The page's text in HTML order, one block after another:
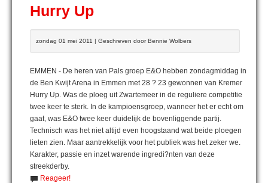
Hurry Up
zondag 01 mei 2011 | Geschreven door Bennie Wolbers
EMMEN - De heren van Pals groep E&O hebben zondagmiddag in
de Ben Kwijt Arena in Emmen met 28 ? 23 gewonnen van Kremer
Hurry Up. Was de ploeg uit Zwartemeer in de reguliere competitie
twee keer te sterk. In de kampioensgroep, wanneer het er echt om
gaat, was E&O twee keer duidelijk de bovenliggende partij.
Technisch was het niet altijd even hoogstaand wat beide ploegen
lieten zien. Maar aantrekkelijk voor het publiek was het zeker we.
Karakter, passie en inzet warende ingredi?nten van deze
streekderby.
Reageer!